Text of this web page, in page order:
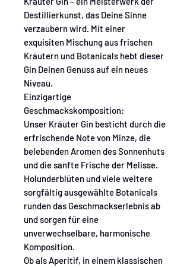
Destillierkunst, das Deine Sinne
verzaubern wird. Mit einer
exquisiten Mischung aus frischen
Kräutern und Botanicals hebt dieser
Gin Deinen Genuss auf ein neues
Niveau.
Einzigartige
Geschmackskomposition:
Unser Kräuter Gin besticht durch die
erfrischende Note von Minze, die
belebenden Aromen des Sonnenhuts
und die sanfte Frische der Melisse.
Holunderblüten und viele weitere
sorgfältig ausgewählte Botanicals
runden das Geschmackserlebnis ab
und sorgen für eine
unverwechselbare, harmonische
Komposition.
Ob als Aperitif, in einem klassischen